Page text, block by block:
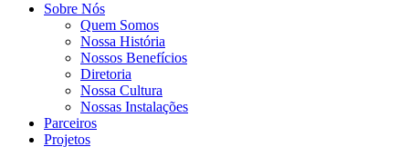
Sobre Nós
Quem Somos
Nossa História
Nossos Benefícios
Diretoria
Nossa Cultura
Nossas Instalações
Parceiros
Projetos